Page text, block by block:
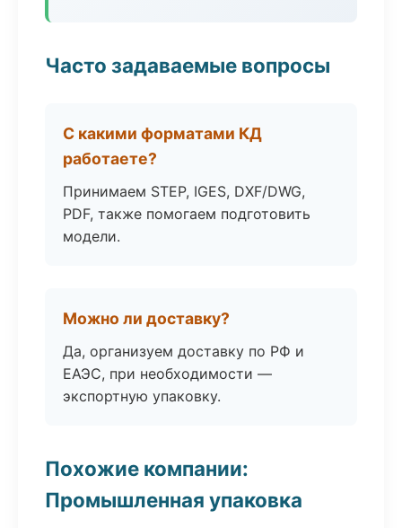
Часто задаваемые вопросы
С какими форматами КД
работаете?
Принимаем STEP, IGES, DXF/DWG,
PDF, также помогаем подготовить
модели.
Можно ли доставку?
Да, организуем доставку по РФ и
ЕАЭС, при необходимости —
экспортную упаковку.
Похожие компании:
Промышленная упаковка